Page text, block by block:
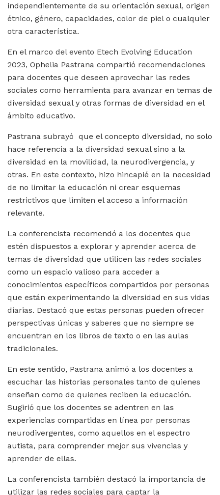
independientemente de su orientación sexual, origen
étnico, género, capacidades, color de piel o cualquier
otra característica.
En el marco del evento Etech Evolving Education
2023, Ophelia Pastrana compartió recomendaciones
para docentes que deseen aprovechar las redes
sociales como herramienta para avanzar en temas de
diversidad sexual y otras formas de diversidad en el
ámbito educativo.
Pastrana subrayó que el concepto diversidad, no solo
hace referencia a la diversidad sexual sino a la
diversidad en la movilidad, la neurodivergencia, y
otras. En este contexto, hizo hincapié en la necesidad
de no limitar la educación ni crear esquemas
restrictivos que limiten el acceso a información
relevante.
La conferencista recomendó a los docentes que
estén dispuestos a explorar y aprender acerca de
temas de diversidad que utilicen las redes sociales
como un espacio valioso para acceder a
conocimientos específicos compartidos por personas
que están experimentando la diversidad en sus vidas
diarias. Destacó que estas personas pueden ofrecer
perspectivas únicas y saberes que no siempre se
encuentran en los libros de texto o en las aulas
tradicionales.
En este sentido, Pastrana animó a los docentes a
escuchar las historias personales tanto de quienes
enseñan como de quienes reciben la educación.
Sugirió que los docentes se adentren en las
experiencias compartidas en línea por personas
neurodivergentes, como aquellos en el espectro
autista, para comprender mejor sus vivencias y
aprender de ellas.
La conferencista también destacó la importancia de
utilizar las redes sociales para captar la